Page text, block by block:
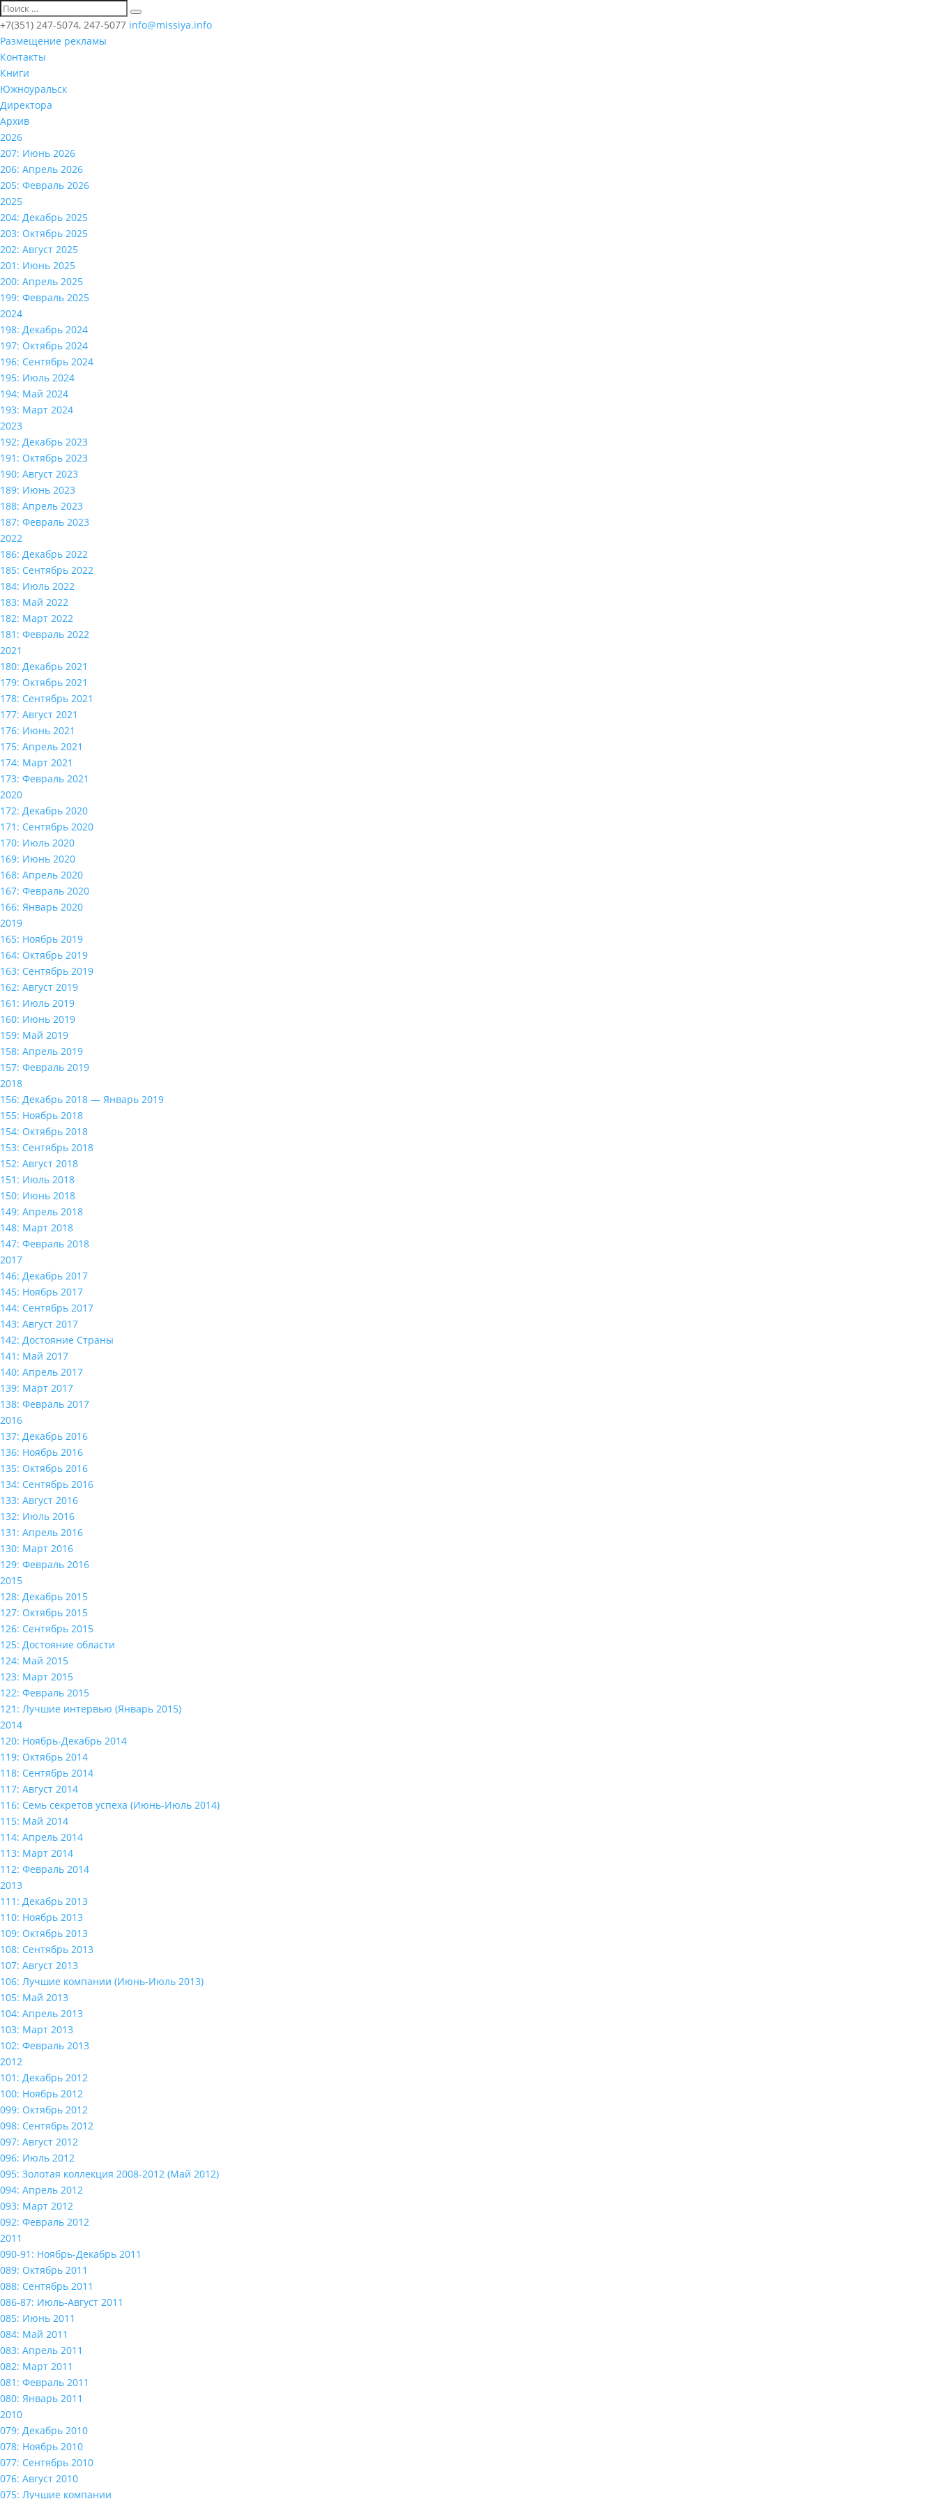
+7(351) 247-5074, 247-5077 info@missiya.info
Размещение рекламы
Контакты
Книги
Южноуральск
Директора
Архив
2026
207: Июнь 2026
206: Апрель 2026
205: Февраль 2026
2025
204: Декабрь 2025
203: Октябрь 2025
202: Август 2025
201: Июнь 2025
200: Апрель 2025
199: Февраль 2025
2024
198: Декабрь 2024
197: Октябрь 2024
196: Сентябрь 2024
195: Июль 2024
194: Май 2024
193: Март 2024
2023
192: Декабрь 2023
191: Октябрь 2023
190: Август 2023
189: Июнь 2023
188: Апрель 2023
187: Февраль 2023
2022
186: Декабрь 2022
185: Сентябрь 2022
184: Июль 2022
183: Май 2022
182: Март 2022
181: Февраль 2022
2021
180: Декабрь 2021
179: Октябрь 2021
178: Сентябрь 2021
177: Август 2021
176: Июнь 2021
175: Апрель 2021
174: Март 2021
173: Февраль 2021
2020
172: Декабрь 2020
171: Сентябрь 2020
170: Июль 2020
169: Июнь 2020
168: Апрель 2020
167: Февраль 2020
166: Январь 2020
2019
165: Ноябрь 2019
164: Октябрь 2019
163: Сентябрь 2019
162: Август 2019
161: Июль 2019
160: Июнь 2019
159: Май 2019
158: Апрель 2019
157: Февраль 2019
2018
156: Декабрь 2018 — Январь 2019
155: Ноябрь 2018
154: Октябрь 2018
153: Сентябрь 2018
152: Август 2018
151: Июль 2018
150: Июнь 2018
149: Апрель 2018
148: Март 2018
147: Февраль 2018
2017
146: Декабрь 2017
145: Ноябрь 2017
144: Сентябрь 2017
143: Август 2017
142: Достояние Страны
141: Май 2017
140: Апрель 2017
139: Март 2017
138: Февраль 2017
2016
137: Декабрь 2016
136: Ноябрь 2016
135: Октябрь 2016
134: Сентябрь 2016
133: Август 2016
132: Июль 2016
131: Апрель 2016
130: Март 2016
129: Февраль 2016
2015
128: Декабрь 2015
127: Октябрь 2015
126: Сентябрь 2015
125: Достояние области
124: Май 2015
123: Март 2015
122: Февраль 2015
121: Лучшие интервью (Январь 2015)
2014
120: Ноябрь-Декабрь 2014
119: Октябрь 2014
118: Сентябрь 2014
117: Август 2014
116: Семь секретов успеха (Июнь-Июль 2014)
115: Май 2014
114: Апрель 2014
113: Март 2014
112: Февраль 2014
2013
111: Декабрь 2013
110: Ноябрь 2013
109: Октябрь 2013
108: Сентябрь 2013
107: Август 2013
106: Лучшие компании (Июнь-Июль 2013)
105: Май 2013
104: Апрель 2013
103: Март 2013
102: Февраль 2013
2012
101: Декабрь 2012
100: Ноябрь 2012
099: Октябрь 2012
098: Сентябрь 2012
097: Август 2012
096: Июль 2012
095: Золотая коллекция 2008-2012 (Май 2012)
094: Апрель 2012
093: Март 2012
092: Февраль 2012
2011
090-91: Ноябрь-Декабрь 2011
089: Октябрь 2011
088: Сентябрь 2011
086-87: Июль-Август 2011
085: Июнь 2011
084: Май 2011
083: Апрель 2011
082: Март 2011
081: Февраль 2011
080: Январь 2011
2010
079: Декабрь 2010
078: Ноябрь 2010
077: Сентябрь 2010
076: Август 2010
075: Лучшие компании